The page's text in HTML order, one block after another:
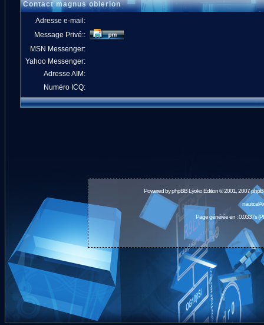
Contact magnus oblerion
Adresse e-mail:
Message Privé::
MSN Messenger:
Yahoo Messenger:
Adresse AIM:
Numéro ICQ:
Powered byphpBBLyoko Edition © 2001, 2007
Page générée en : 0.0337s